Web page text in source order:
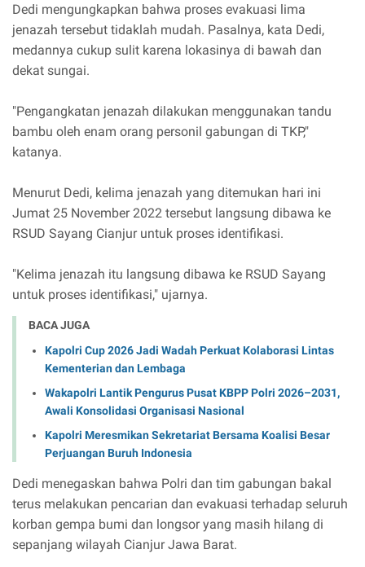
Dedi mengungkapkan bahwa proses evakuasi lima
jenazah tersebut tidaklah mudah. Pasalnya, kata Dedi,
medannya cukup sulit karena lokasinya di bawah dan
dekat sungai.
"Pengangkatan jenazah dilakukan menggunakan tandu
bambu oleh enam orang personil gabungan di TKP,"
katanya.
Menurut Dedi, kelima jenazah yang ditemukan hari ini
Jumat 25 November 2022 tersebut langsung dibawa ke
RSUD Sayang Cianjur untuk proses identifikasi.
"Kelima jenazah itu langsung dibawa ke RSUD Sayang
untuk proses identifikasi," ujarnya.
BACA JUGA
Kapolri Cup 2026 Jadi Wadah Perkuat Kolaborasi Lintas
Kementerian dan Lembaga
Wakapolri Lantik Pengurus Pusat KBPP Polri 2026–2031,
Awali Konsolidasi Organisasi Nasional
Kapolri Meresmikan Sekretariat Bersama Koalisi Besar
Perjuangan Buruh Indonesia
Dedi menegaskan bahwa Polri dan tim gabungan bakal
terus melakukan pencarian dan evakuasi terhadap seluruh
korban gempa bumi dan longsor yang masih hilang di
sepanjang wilayah Cianjur Jawa Barat.